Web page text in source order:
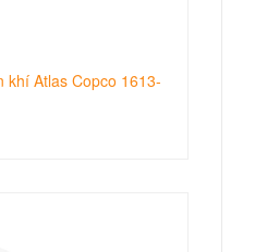
khí Atlas Copco 1613-